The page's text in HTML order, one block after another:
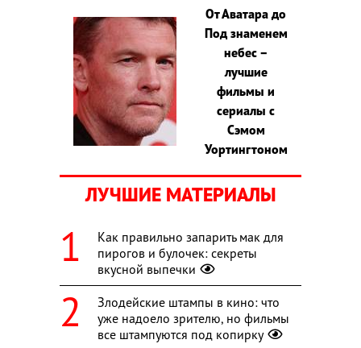
От Аватара до
Под знаменем
небес –
лучшие
фильмы и
сериалы с
Сэмом
Уортингтоном
ЛУЧШИЕ МАТЕРИАЛЫ
Как правильно запарить мак для
пирогов и булочек: секреты
вкусной выпечки
Злодейские штампы в кино: что
уже надоело зрителю, но фильмы
все штампуются под копирку